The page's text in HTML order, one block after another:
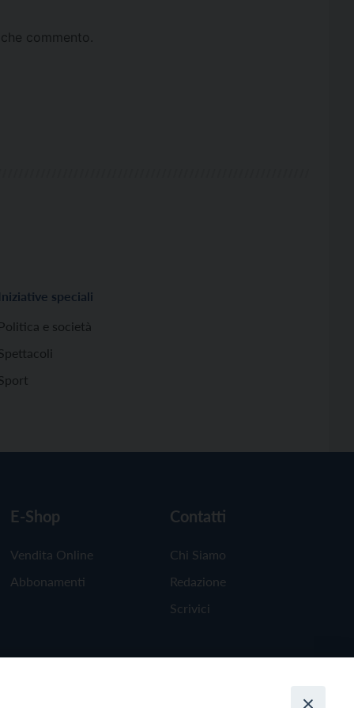
commento.
Iniziative speciali
Politica e società
E-Shop
Vendita Online
Abbonamenti
Contatti
Chi Siamo
Redazione
Scrivici